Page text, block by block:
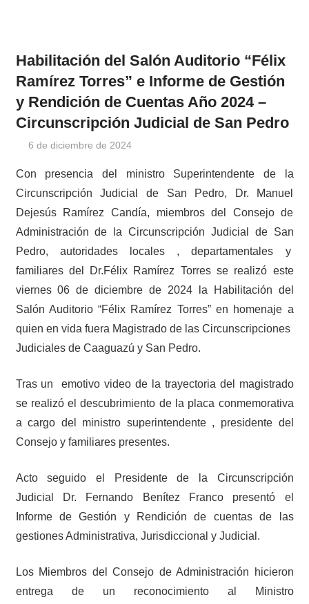
Habilitación del Salón Auditorio “Félix
Ramírez Torres” e Informe de Gestión
y Rendición de Cuentas Año 2024 –
Circunscripción Judicial de San Pedro
6 de diciembre de 2024
Con presencia del ministro Superintendente de la
Circunscripción Judicial de San Pedro, Dr. Manuel
Dejesús Ramírez Candía, miembros del Consejo de
Administración de la Circunscripción Judicial de San
Pedro, autoridades locales , departamentales y
familiares del Dr.Félix Ramírez Torres se realizó este
viernes 06 de diciembre de 2024 la Habilitación del
Salón Auditorio “Félix Ramírez Torres” en homenaje a
quien en vida fuera Magistrado de las Circunscripciones
Judiciales de Caaguazú y San Pedro.
Tras un emotivo video de la trayectoria del magistrado
se realizó el descubrimiento de la placa conmemorativa
a cargo del ministro superintendente , presidente del
Consejo y familiares presentes.
Acto seguido el Presidente de la Circunscripción
Judicial Dr. Fernando Benítez Franco presentó el
Informe de Gestión y Rendición de cuentas de las
gestiones Administrativa, Jurisdiccional y Judicial.
Los Miembros del Consejo de Administración hicieron
entrega de un reconocimiento al Ministro